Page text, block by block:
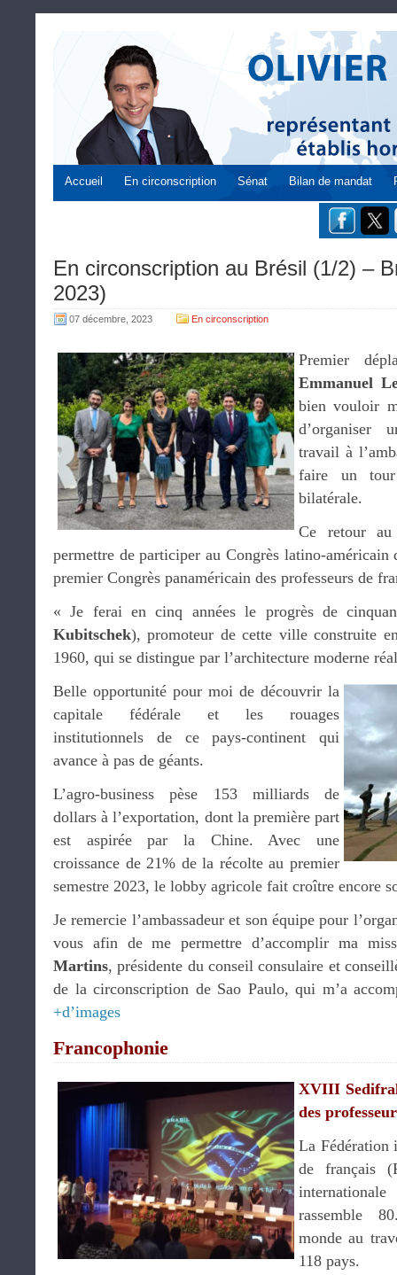
Accueil En circonscription Sénat Bilan de mandat
En circonscription au Brésil (1/2) –
2023)
07 décembre, 2023 En circonscription
Premier
Emmanuel
bien vouloir
d’organiser
travail à
faire un
bilatérale.
Ce retour
permettre de participer au Congrès latino-américain
premier Congrès panaméricain des professeurs de
« Je ferai en cinq années le progrès de
Kubitschek), promoteur de cette ville construite
1960, qui se distingue par l’architecture moderne
Belle opportunité pour moi de découvrir la
capitale fédérale et les rouages
institutionnels de ce pays-continent qui
avance à pas de géants.
L’agro-business pèse 153 milliards de
dollars à l’exportation, dont la première part
est aspirée par la Chine. Avec une
croissance de 21% de la récolte au premier
semestre 2023, le lobby agricole fait croître encore
Je remercie l’ambassadeur et son équipe pour
vous afin de me permettre d’accomplir ma
Martins, présidente du conseil consulaire et
de la circonscription de Sao Paulo, qui m’a
+d’images
Francophonie
XVIII
des
La Fédération
de français
rassemble
monde au
118 pays.